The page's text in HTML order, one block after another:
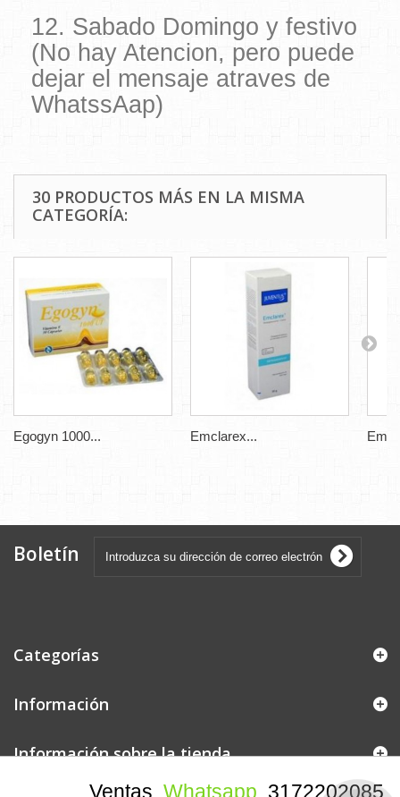
Ventas Whatsapp 3172202085
12. Sabado Domingo y festivo
(No hay Atencion, pero puede
dejar el mensaje atraves de
WhatssAap)
30 PRODUCTOS MÁS EN LA MISMA
CATEGORÍA:
Egogyn 1000... Emclarex...
Boletín
Categorías
Información
Información sobre la tienda